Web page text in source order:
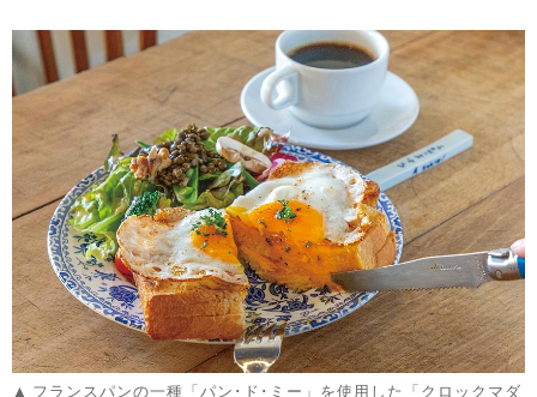
フランスパンの一種「パン･ド･ミー」を使用した「クロックマダ